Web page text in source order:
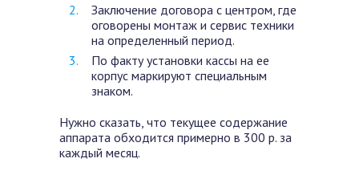
Заключение договора с центром, где
оговорены монтаж и сервис техники
на определенный период.
По факту установки кассы на ее
корпус маркируют специальным
знаком.
Нужно сказать, что текущее содержание
аппарата обходится примерно в 300 р. за
каждый месяц.